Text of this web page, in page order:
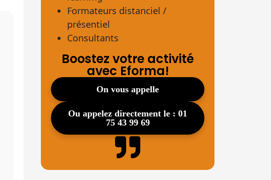
Formateurs distanciel /
présentiel
Consultants
Boostez votre activité
avec Eforma!
on vous appelle
ou appelez directement le : 01
75 43 99 69